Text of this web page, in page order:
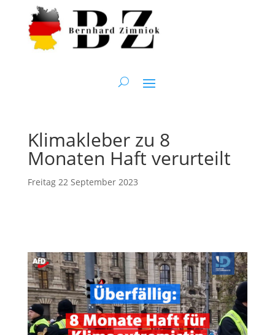
Klimakleber zu 8
Monaten Haft verurteilt
Freitag 22 September 2023